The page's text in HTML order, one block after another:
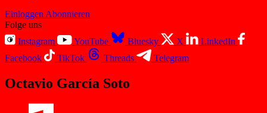
Einloggen Abonnieren
Folge uns
Instagram
YouTube Bluesky X
LinkedIn
Facebook
TikTok Threads Telegram
Octavio García Soto